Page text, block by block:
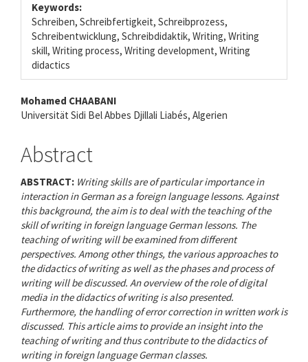
Keywords:
Schreiben, Schreibfertigkeit, Schreibprozess,
Schreibentwicklung, Schreibdidaktik, Writing, Writing
skill, Writing process, Writing development, Writing
didactics
Main
Content
Mohamed CHAABANI
Universität Sidi Bel Abbes Djillali Liabés, Algerien
Abstract
ABSTRACT: Writing skills are of particular importance in
interaction in German as a foreign language lessons. Against
this background, the aim is to deal with the teaching of the
skill of writing in foreign language German lessons. The
teaching of writing will be examined from different
perspectives. Among other things, the various approaches to
the didactics of writing as well as the phases and process of
writing will be discussed. An overview of the role of digital
media in the didactics of writing is also presented.
Furthermore, the handling of error correction in written work is
discussed. This article aims to provide an insight into the
teaching of writing and thus contribute to the didactics of
writing in foreign language German classes.